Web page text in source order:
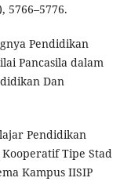
5766–5776.
Pendidikan
Pancasila dalam
Dan
Pendidikan
Tipe Stad
Kampus IISIP